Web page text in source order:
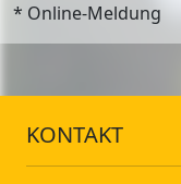
* Online-Meldung
KONTAKT